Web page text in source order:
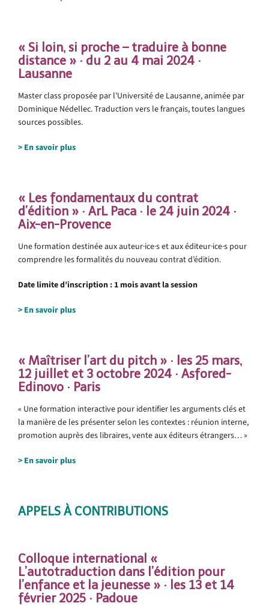
« Si loin, si proche – traduire à bonne
distance » · du 2 au 4 mai 2024 ·
Lausanne
Master class proposée par l’Université de Lausanne, animée par
Dominique Nédellec. Traduction vers le français, toutes langues
sources possibles.
> En savoir plus
« Les fondamentaux du contrat
d’édition » · ArL Paca · le 24 juin 2024 ·
Aix-en-Provence
Une formation destinée aux auteur·ice·s et aux éditeur·ice·s pour
comprendre les formalités du nouveau contrat d’édition.
Date limite d’inscription : 1 mois avant la session
> En savoir plus
« Maîtriser l’art du pitch » · les 25 mars,
12 juillet et 3 octobre 2024 · Asfored-
Edinovo · Paris
« Une formation interactive pour identifier les arguments clés et
la manière de les présenter selon les contextes : réunion interne,
promotion auprès des libraires, vente aux éditeurs étrangers… »
> En savoir plus
APPELS À CONTRIBUTIONS
Colloque international «
L’autotraduction dans l’édition pour
l’enfance et la jeunesse » · les 13 et 14
février 2025 · Padoue